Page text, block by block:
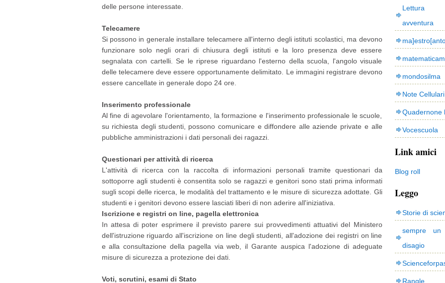
delle persone interessate.
Telecamere
Si possono in generale installare telecamere all'interno degli istituti scolastici, ma devono
funzionare solo negli orari di chiusura degli istituti e la loro presenza deve essere
segnalata con cartelli. Se le riprese riguardano l'esterno della scuola, l'angolo visuale
delle telecamere deve essere opportunamente delimitato. Le immagini registrare devono
essere cancellate in generale dopo 24 ore.
Inserimento professionale
Al fine di agevolare l'orientamento, la formazione e l'inserimento professionale le scuole,
su richiesta degli studenti, possono comunicare e diffondere alle aziende private e alle
pubbliche amministrazioni i dati personali dei ragazzi.
Questionari per attività di ricerca
L'attività di ricerca con la raccolta di informazioni personali tramite questionari da
sottoporre agli studenti è consentita solo se ragazzi e genitori sono stati prima informati
sugli scopi delle ricerca, le modalità del trattamento e le misure di sicurezza adottate. Gli
studenti e i genitori devono essere lasciati liberi di non aderire all'iniziativa.
Iscrizione e registri on line, pagella elettronica
In attesa di poter esprimere il previsto parere sui provvedimenti attuativi del Ministero
dell'istruzione riguardo all'iscrizione on line degli studenti, all'adozione dei registri on line
e alla consultazione della pagella via web, il Garante auspica l'adozione di adeguate
misure di sicurezza a protezione dei dati.
Voti, scrutini, esami di Stato
avventura
mondosilma
Note Cellulari
Quadernone
Vocescuola
Link amici
Blog roll
Leggo
Storie di
sempre
disagio
Rangle